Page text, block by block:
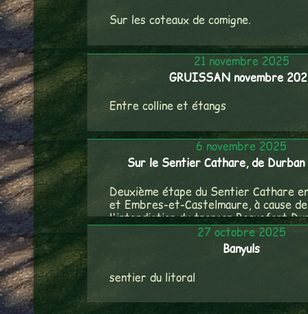
Sur les coteaux de comigne.
21 novembre 2025
GRUISSAN novembre
Entre colline et étangs
6 novembre 2025
Sur le Sentier Cathare, de Durban
Deuxième étape du Sentier Cathare
et Embres-et-Castelmaure, à cause de
l'interdiction du tronçon Roquefort
par les incendies de l'été.
27 octobre 2025
Banyuls
sentier du litoral